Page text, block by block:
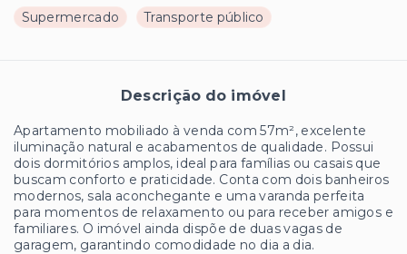
Supermercado
Transporte público
Descrição do imóvel
Apartamento mobiliado à venda com 57m², excelente
iluminação natural e acabamentos de qualidade. Possui
dois dormitórios amplos, ideal para famílias ou casais que
buscam conforto e praticidade. Conta com dois banheiros
modernos, sala aconchegante e uma varanda perfeita
para momentos de relaxamento ou para receber amigos e
familiares. O imóvel ainda dispõe de duas vagas de
garagem, garantindo comodidade no dia a dia.